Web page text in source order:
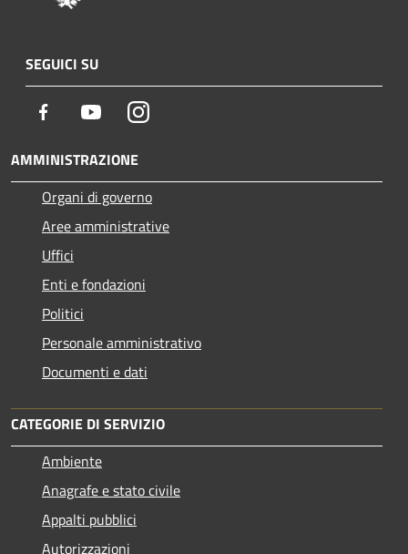
SEGUICI SU
Facebook YoutubeInstagram
AMMINISTRAZIONE
Organi di governo
Aree amministrative
Uffici
Enti e fondazioni
Politici
Personale amministrativo
Documenti e dati
CATEGORIE DI SERVIZIO
Ambiente
Anagrafe e stato civile
Appalti pubblici
Autorizzazioni